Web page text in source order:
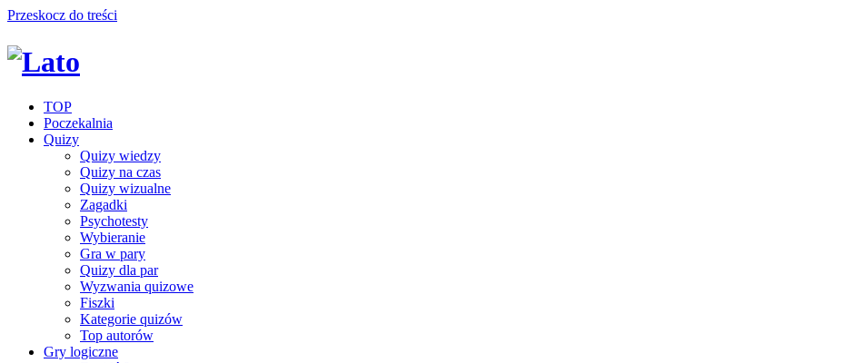
Przeskocz do treści
TOP
Poczekalnia
Quizy
Quizy wiedzy
Quizy na czas
Quizy wizualne
Zagadki
Psychotesty
Wybieranie
Gra w pary
Quizy dla par
Wyzwania quizowe
Fiszki
Kategorie quizów
Top autorów
Gry logiczne